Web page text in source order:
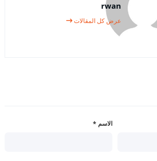
rwan
عرض كل المقالات
الاسم *